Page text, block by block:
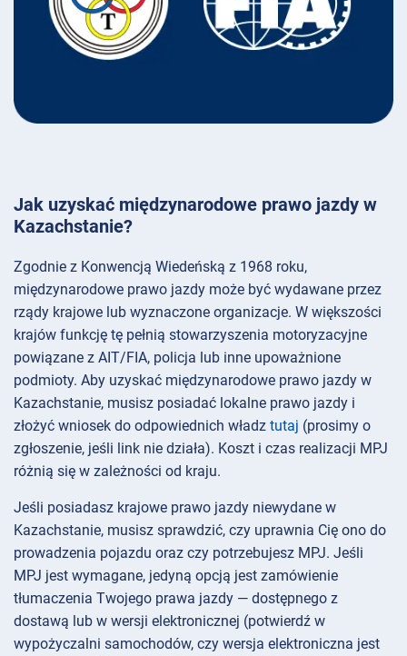
Jak uzyskać międzynarodowe prawo jazdy w
Kazachstanie?
Zgodnie z Konwencją Wiedeńską z 1968 roku,
międzynarodowe prawo jazdy może być wydawane przez
rządy krajowe lub wyznaczone organizacje. W większości
krajów funkcję tę pełnią stowarzyszenia motoryzacyjne
powiązane z AIT/FIA, policja lub inne upoważnione
podmioty. Aby uzyskać międzynarodowe prawo jazdy w
Kazachstanie, musisz posiadać lokalne prawo jazdy i
złożyć wniosek do odpowiednich władz tutaj (prosimy o
zgłoszenie, jeśli link nie działa). Koszt i czas realizacji MPJ
różnią się w zależności od kraju.
Jeśli posiadasz krajowe prawo jazdy niewydane w
Kazachstanie, musisz sprawdzić, czy uprawnia Cię ono do
prowadzenia pojazdu oraz czy potrzebujesz MPJ. Jeśli
MPJ jest wymagane, jedyną opcją jest zamówienie
tłumaczenia Twojego prawa jazdy — dostępnego z
dostawą lub w wersji elektronicznej (potwierdź w
wypożyczalni samochodów, czy wersja elektroniczna jest